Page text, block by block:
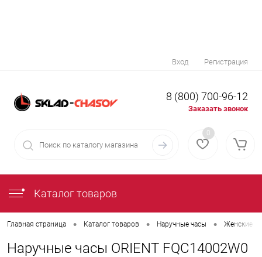
Вход Регистрация
8 (800) 700-96-12
Заказать звонок
0
Каталог товаров
Главная страница • Каталог товаров • Наручные часы • Женские
Наручные часы ORIENT FQC14002W0